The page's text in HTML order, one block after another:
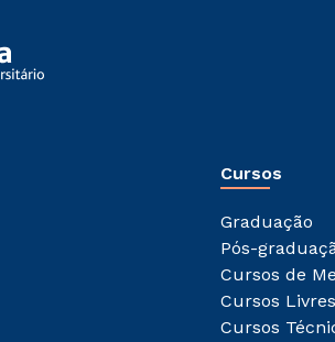
Cursos
Graduação
Pós-
Cursos de
Cursos Livres
Cursos